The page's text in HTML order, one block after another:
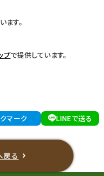
ます。
プで提供しています。
マーク LINEで送る
戻る